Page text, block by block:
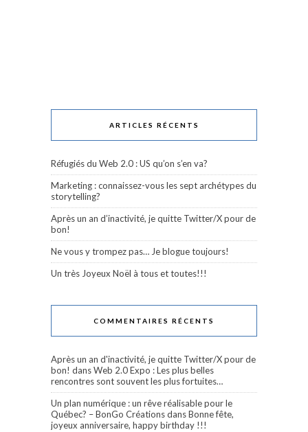
ARTICLES RÉCENTS
Réfugiés du Web 2.0 : US qu’on s’en va?
Marketing : connaissez-vous les sept archétypes du
storytelling?
Après un an d’inactivité, je quitte Twitter/X pour de
bon!
Ne vous y trompez pas… Je blogue toujours!
Un très Joyeux Noël à tous et toutes!!!
COMMENTAIRES RÉCENTS
Après un an d'inactivité, je quitte Twitter/X pour de
bon! dansWeb 2.0 Expo : Les plus belles
rencontres sont souvent les plus fortuites…
Un plan numérique : un rêve réalisable pour le
Québec? – BonGo CréationsdansBonne fête,
joyeux anniversaire, happy birthday !!!